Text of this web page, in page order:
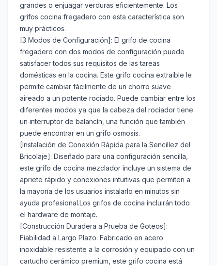
grandes o enjuagar verduras eficientemente. Los
grifos cocina fregadero​ con esta característica son
muy prácticos.
[3 Modos de Configuración]:​ El grifo de cocina
fregadero​ con dos modos de configuración puede
satisfacer todos sus requisitos de las tareas
domésticas en la cocina. Este grifo cocina extraible​ le
permite cambiar fácilmente de un chorro suave
aireado a un potente rociado. Puede cambiar entre los
diferentes modos ya que la cabeza del rociador tiene
un interruptor de balancín, una función que también
puede encontrar en un grifo osmosis.
[Instalación de Conexión Rápida para la Sencillez del
Bricolaje]:​ Diseñado para una configuración sencilla,
este grifo de cocina​ mezclador incluye un sistema de
apriete rápido y conexiones intuitivas que permiten a
la mayoría de los usuarios instalarlo en minutos sin
ayuda profesional.Los grifos de cocina incluirán todo
el hardware de montaje.
[Construcción Duradera a Prueba de Goteos]:
Fiabilidad a Largo Plazo.​ Fabricado en acero
inoxidable resistente a la corrosión y equipado con un
cartucho cerámico premium, este grifo cocina​ está